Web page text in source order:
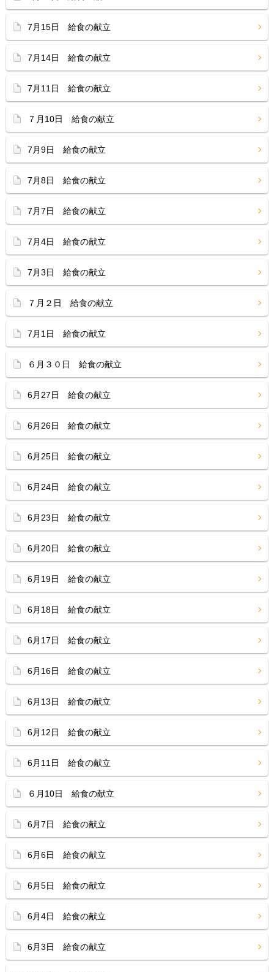
7月15日 給食の献立
7月14日 給食の献立
7月11日 給食の献立
７月10日 給食の献立
7月9日 給食の献立
7月8日 給食の献立
7月7日 給食の献立
7月4日 給食の献立
7月3日 給食の献立
７月２日 給食の献立
7月1日 給食の献立
６月３０日 給食の献立
6月27日 給食の献立
6月26日 給食の献立
6月25日 給食の献立
6月24日 給食の献立
6月23日 給食の献立
6月20日 給食の献立
6月19日 給食の献立
6月18日 給食の献立
6月17日 給食の献立
6月16日 給食の献立
6月13日 給食の献立
6月12日 給食の献立
6月11日 給食の献立
６月10日 給食の献立
6月7日 給食の献立
6月6日 給食の献立
6月5日 給食の献立
6月4日 給食の献立
6月3日 給食の献立